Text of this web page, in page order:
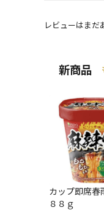
レビューはまだ
新商品
カップ即席春
８８ｇ